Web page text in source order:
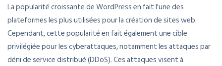
La popularité croissante de WordPress en fait l'une des
plateformes les plus utilisées pour la création de sites web.
Cependant, cette popularité en fait également une cible
privilégiée pour les cyberattaques, notamment les attaques par
déni de service distribué (DDoS). Ces attaques visent à